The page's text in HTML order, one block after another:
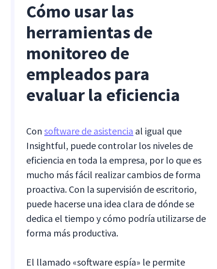
Cómo usar las
herramientas de
monitoreo de
empleados para
evaluar la eficiencia
Consoftware de asistencia al igual que
Insightful, puede controlar los niveles de
eficiencia en toda la empresa, por lo que es
mucho más fácil realizar cambios de forma
proactiva. Con la supervisión de escritorio,
puede hacerse una idea clara de dónde se
dedica el tiempo y cómo podría utilizarse de
forma más productiva.
El llamado «software espía» le permite